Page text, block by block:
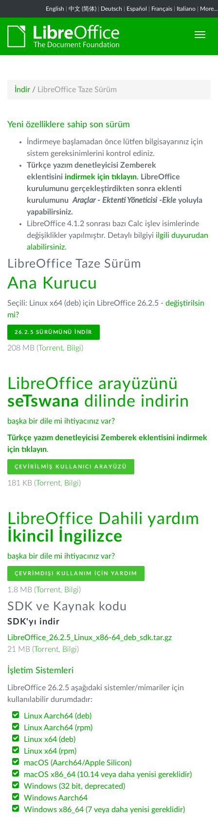
English 中文 (简体) Deutsch Español Français Italiano More...
İndir / LibreOffice Taze Sürüm
Yeni özelliklere sahip son sürüm
İndirmeye başlamadan önce lütfen bilgisayarınız için
sistem gereksinimlerini kontrol ediniz.
Türkçe yazım denetleyicisi Zemberek
eklentisini indirmek için tıklayın. LibreOffice
kurulumunu gerçekleştirdikten sonra eklenti
kurulumunu Araçlar - Ektenti Yöneticisi -Ekle yoluyla
yapabilirsiniz.
LibreOffice 4.1.2 sonrası bazı Calc işlev isimlerinde
değişiklikler yapılmıştır. Detaylı bilgiyi ilgili duyurudan
alabilirsiniz.
LibreOffice Taze Sürüm
Ana Kurucu
Seçili: Linux x64 (deb) için LibreOffice 26.2.5 - değiştirilsin
mi?
26.2.5 SÜRÜMÜNÜ İNDIR
208 MB (Torrent, Bilgi)
LibreOffice arayüzünü
seTswana dilinde indirin
başka bir dile mi ihtiyacınız var?
Türkçe yazım denetleyicisi Zemberek eklentisini indirmek
için tıklayın.
ÇEVIRILMIŞ KULLANICI ARAYÜZÜ
181 KB (Torrent, Bilgi)
LibreOffice Dahili yardım
İkincil İngilizce
başka bir dile mi ihtiyacınız var?
ÇEVRIMDIŞI KULLANIM IÇIN YARDIM
1.8 MB (Torrent, Bilgi)
SDK ve Kaynak kodu
SDK'yı indir
LibreOffice_26.2.5_Linux_x86-64_deb_sdk.tar.gz
21 MB (Torrent, Bilgi)
İşletim Sistemleri
LibreOffice 26.2.5 aşağıdaki sistemler/mimariler için
kullanılabilir durumdadır:
Linux Aarch64 (deb)
Linux Aarch64 (rpm)
Linux x64 (deb)
Linux x64 (rpm)
macOS (Aarch64/Apple Silicon)
macOS x86_64 (10.14 veya daha yenisi gereklidir)
Windows (32 bit, deprecated)
Windows Aarch64
Windows x86_64 (7 veya daha yenisi gereklidir)